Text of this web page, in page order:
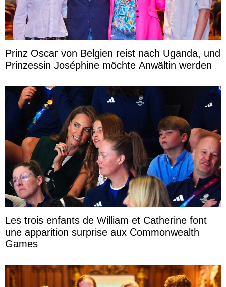
Prinz Oscar von Belgien reist nach Uganda, und
Prinzessin Joséphine möchte Anwältin werden
Les trois enfants de William et Catherine font
une apparition surprise aux Commonwealth
Games